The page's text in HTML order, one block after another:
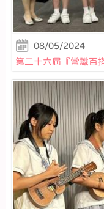
08/05/2024
第二十六屆『常識百